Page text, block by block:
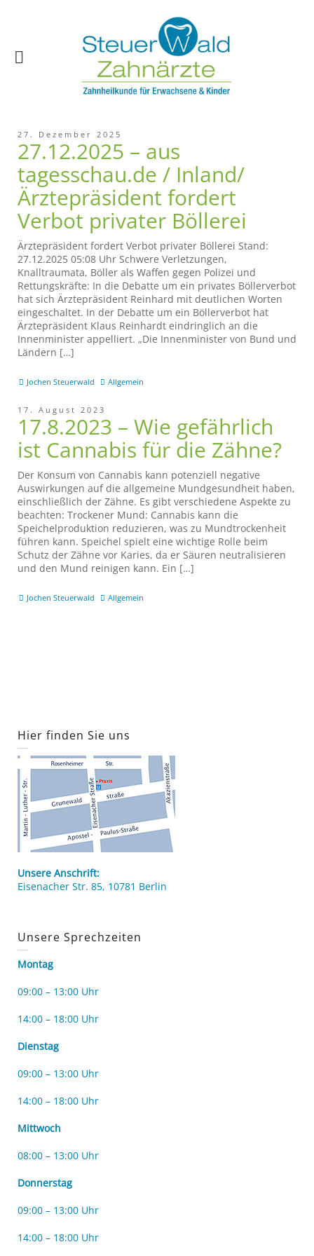
27. Dezember 2025
27.12.2025 – aus
tagesschau.de / Inland/
Ärztepräsident fordert
Verbot privater Böllerei
Ärztepräsident fordert Verbot privater Böllerei Stand:
27.12.2025 05:08 Uhr Schwere Verletzungen,
Knalltraumata, Böller als Waffen gegen Polizei und
Rettungskräfte: In die Debatte um ein privates Böllerverbot
hat sich Ärztepräsident Reinhard mit deutlichen Worten
eingeschaltet. In der Debatte um ein Böllerverbot hat
Ärztepräsident Klaus Reinhardt eindringlich an die
Innenminister appelliert. „Die Innenminister von Bund und
Ländern […]
Jochen Steuerwald Allgemein
17. August 2023
17.8.2023 – Wie gefährlich
ist Cannabis für die Zähne?
Der Konsum von Cannabis kann potenziell negative
Auswirkungen auf die allgemeine Mundgesundheit haben,
einschließlich der Zähne. Es gibt verschiedene Aspekte zu
beachten: Trockener Mund: Cannabis kann die
Speichelproduktion reduzieren, was zu Mundtrockenheit
führen kann. Speichel spielt eine wichtige Rolle beim
Schutz der Zähne vor Karies, da er Säuren neutralisieren
und den Mund reinigen kann. Ein […]
Jochen Steuerwald Allgemein
Hier finden Sie uns
Unsere Anschrift:
Eisenacher Str. 85, 10781 Berlin
Unsere Sprechzeiten
Montag
09:00 – 13:00 Uhr
14:00 – 18:00 Uhr
Dienstag
09:00 – 13:00 Uhr
14:00 – 18:00 Uhr
Mittwoch
08:00 – 13:00 Uhr
Donnerstag
09:00 – 13:00 Uhr
14:00 – 18:00 Uhr